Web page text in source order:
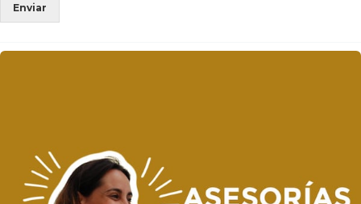
Enviar